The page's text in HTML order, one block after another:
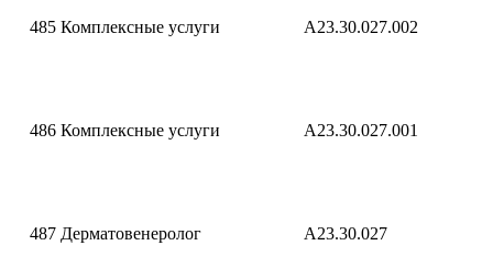
485 Комплексные услуги A23.30.027.002
486 Комплексные услуги A23.30.027.001
487 Дерматовенеролог A23.30.027